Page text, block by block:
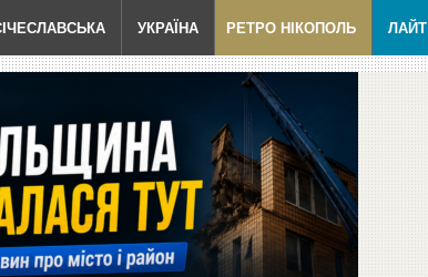
УКРАЇНА РЕТРО НІКОПОЛЬ ЛАЙТ